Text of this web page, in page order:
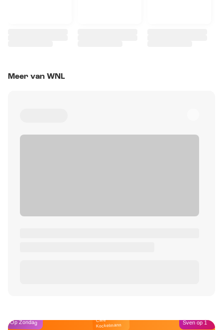
Meer van WNL
Op Zondag Café
Kockelmann Sven op 1